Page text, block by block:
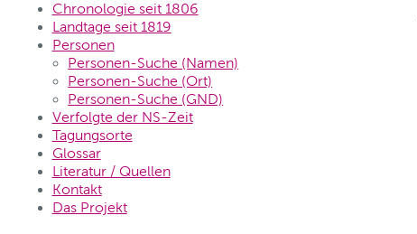
Chronologie seit 1806
Landtage seit 1819
Personen
Personen-Suche (Namen)
Personen-Suche (Ort)
Personen-Suche (GND)
Verfolgte der NS-Zeit
Tagungsorte
Glossar
Literatur / Quellen
Kontakt
Das Projekt